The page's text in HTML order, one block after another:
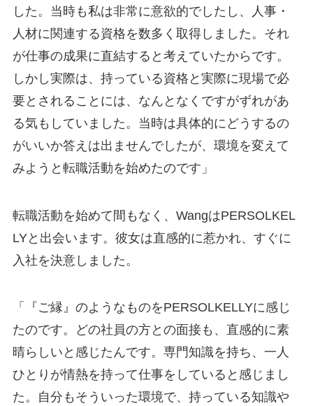
した。当時も私は非常に意欲的でしたし、人事・
人材に関連する資格を数多く取得しました。それ
が仕事の成果に直結すると考えていたからです。
しかし実際は、持っている資格と実際に現場で必
要とされることには、なんとなくですがずれがあ
る気もしていました。当時は具体的にどうするの
がいいか答えは出ませんでしたが、環境を変えて
みようと転職活動を始めたのです」
転職活動を始めて間もなく、WangはPERSOLKEL
LYと出会います。彼女は直感的に惹かれ、すぐに
入社を決意しました。
「『ご縁』のようなものをPERSOLKELLYに感じ
たのです。どの社員の方との面接も、直感的に素
晴らしいと感じたんです。専門知識を持ち、一人
ひとりが情熱を持って仕事をしていると感じまし
た。自分もそういった環境で、持っている知識や